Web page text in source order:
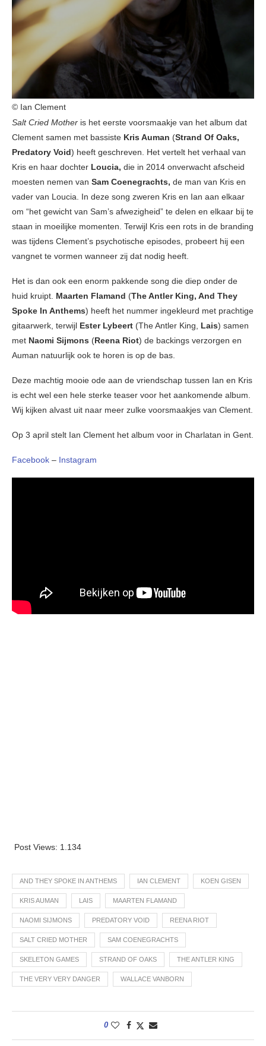
© Ian Clement
Salt Cried Mother is het eerste voorsmaakje van het album dat
Clement samen met bassiste Kris Auman (Strand Of Oaks,
Predatory Void) heeft geschreven. Het vertelt het verhaal van
Kris en haar dochter Loucia, die in 2014 onverwacht afscheid
moesten nemen van Sam Coenegrachts, de man van Kris en
vader van Loucia. In deze song zweren Kris en Ian aan elkaar
om “het gewicht van Sam’s afwezigheid” te delen en elkaar bij te
staan in moeilijke momenten. Terwijl Kris een rots in de branding
was tijdens Clement’s psychotische episodes, probeert hij een
vangnet te vormen wanneer zij dat nodig heeft.
Het is dan ook een enorm pakkende song die diep onder de
huid kruipt. Maarten Flamand (The Antler King, And They
Spoke In Anthems) heeft het nummer ingekleurd met prachtige
gitaarwerk, terwijl Ester Lybeert (The Antler King, Lais) samen
met Naomi Sijmons (Reena Riot) de backings verzorgen en
Auman natuurlijk ook te horen is op de bas.
Deze machtig mooie ode aan de vriendschap tussen Ian en Kris
is echt wel een hele sterke teaser voor het aankomende album.
Wij kijken alvast uit naar meer zulke voorsmaakjes van Clement.
Op 3 april stelt Ian Clement het album voor in Charlatan in Gent.
Facebook – Instagram
Post Views: 1.134
AND THEY SPOKE IN ANTHEMS IAN CLEMENT KOEN GISEN
KRIS AUMAN LAIS MAARTEN FLAMAND
NAOMI SIJMONS PREDATORY VOID REENA RIOT
SALT CRIED MOTHER SAM COENEGRACHTS
SKELETON GAMES STRAND OF OAKS THE ANTLER KING
THE VERY VERY DANGER WALLACE VANBORN
0